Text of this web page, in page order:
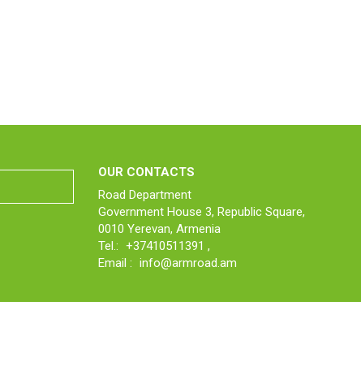
OUR CONTACTS
Road Department
Government House 3, Republic Square,
0010 Yerevan, Armenia
Tel.: +37410511391,
Email : info@armroad.am